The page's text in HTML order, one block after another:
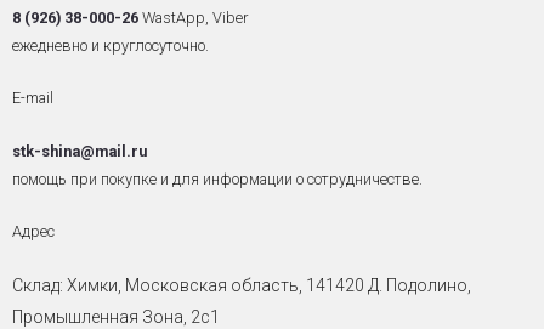
8 (926) 38-000-26 WastApp, Viber
ежедневно и круглосуточно.
E-mail
stk-shina@mail.ru
помощь при покупке и для информации о сотрудничестве.
Адрес
Склад: Химки, Московская область, 141420 Д. Подолино,
Промышленная Зона, 2с1